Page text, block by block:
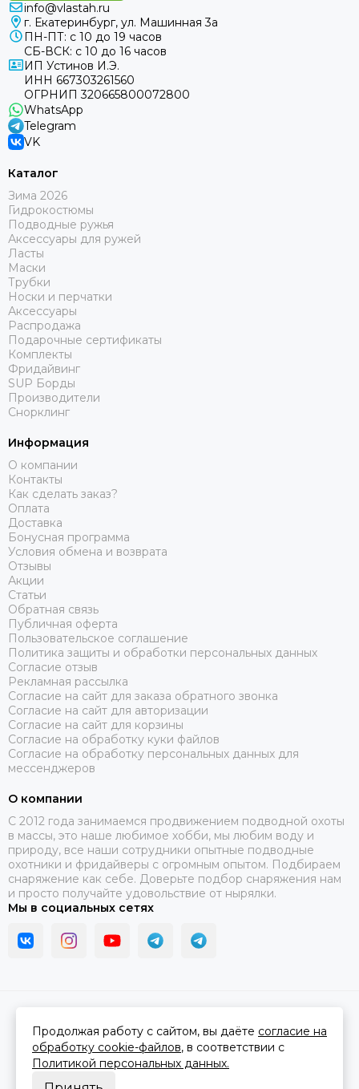
info@vlastah.ru
г. Екатеринбург, ул. Машинная 3а
ПН-ПТ: с 10 до 19 часов
СБ-ВСК: с 10 до 16 часов
ИП Устинов И.Э.
ИНН 667303261560
ОГРНИП 320665800072800
WhatsApp
Telegram
VK
Каталог
Зима 2026
Гидрокостюмы
Подводные ружья
Аксессуары для ружей
Ласты
Маски
Трубки
Носки и перчатки
Аксессуары
Распродажа
Подарочные сертификаты
Комплекты
Фридайвинг
SUP Борды
Производители
Снорклинг
Информация
О компании
Контакты
Как сделать заказ?
Оплата
Доставка
Бонусная программа
Условия обмена и возврата
Отзывы
Акции
Статьи
Обратная связь
Публичная оферта
Пользовательское соглашение
Политика защиты и обработки персональных данных
Согласие отзыв
Рекламная рассылка
Согласие на сайт для заказа обратного звонка
Согласие на сайт для авторизации
Согласие на сайт для корзины
Согласие на обработку куки файлов
Согласие на обработку персональных данных для
мессенджеров
О компании
C 2012 года занимаемся продвижением подводной охоты
в массы, это наше любимое хобби, мы любим воду и
природу, все наши сотрудники опытные подводные
охотники и фридайверы с огромным опытом. Подбираем
снаряжение как себе. Доверьте подбор снаряжения нам
и просто получайте удовольствие от нырялки.
Мы в социальных сетях
Сделано вMOSK.STUDIOдля платформыInSales
Продолжая работу с сайтом, вы даёте согласие на
обработку cookie-файлов, в соответствии с
Политикой персональных данных.